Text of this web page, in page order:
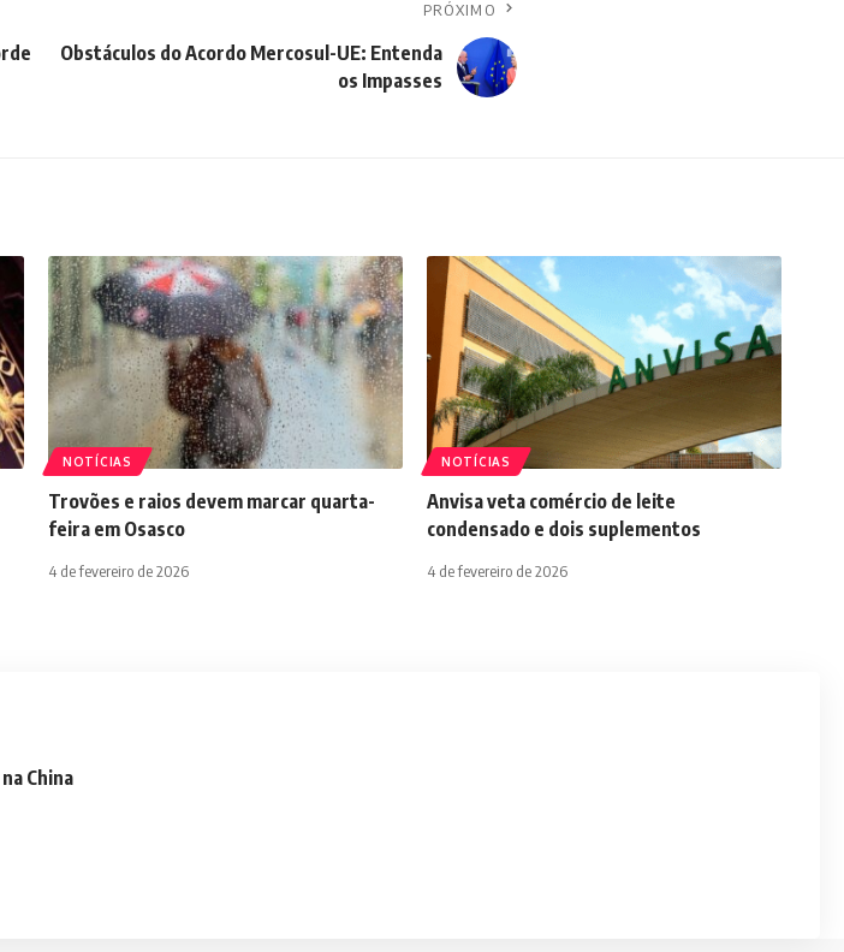
PRÓXIMO
Obstáculos do Acordo Mercosul-UE: Entenda
os Impasses
NOTÍCIAS
Trovões e raios devem marcar quarta-
feira em Osasco
4 de fevereiro de 2026
NOTÍCIAS
Anvisa veta comércio de leite
condensado e dois suplementos
4 de fevereiro de 2026
China